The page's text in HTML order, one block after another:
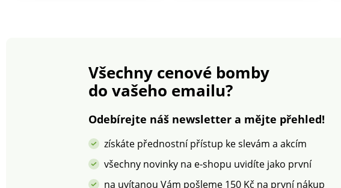
prostředí. Lze prát v
pračce
Všechny cenové bomby
do vašeho emailu?
Odebírejte náš newsletter a mějte přehled!
získáte přednostní přístup ke slevám a akcím
všechny novinky na e-shopu uvidíte jako první
na uvítanou Vám pošleme 150 Kč na první nákup